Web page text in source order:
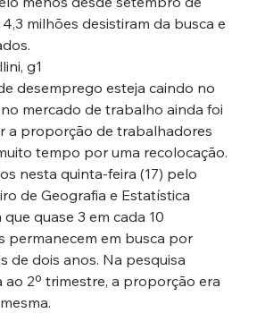
milhões desistiram da busca e
g1
desemprego esteja caindo no
mercado de trabalho ainda foi
a proporção de trabalhadores
tempo por uma recolocação.
nesta quinta-feira (17) pelo
de Geografia e Estatística
quase 3 em cada 10
permanecem em busca por
de dois anos. Na pesquisa
2º trimestre, a proporção era